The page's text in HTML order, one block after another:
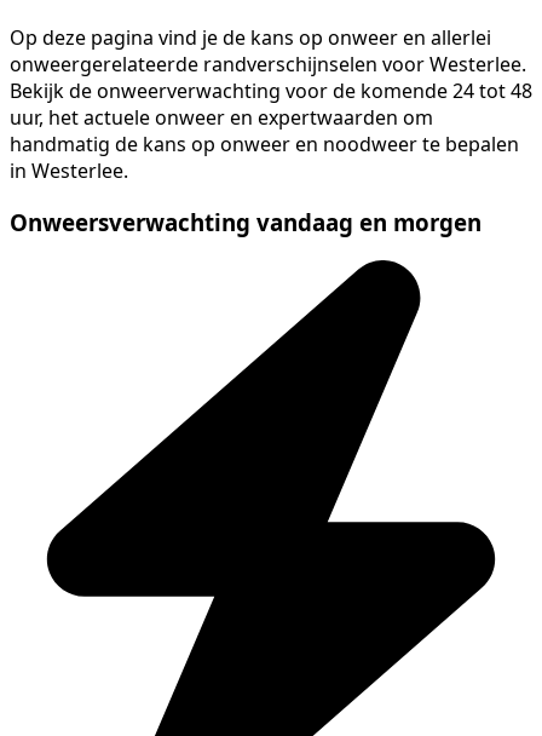
Op deze pagina vind je de kans op onweer en allerlei
onweergerelateerde randverschijnselen voor Westerlee.
Bekijk de onweerverwachting voor de komende 24 tot 48
uur, het actuele onweer en expertwaarden om
handmatig de kans op onweer en noodweer te bepalen
in Westerlee.
Onweersverwachting vandaag en morgen